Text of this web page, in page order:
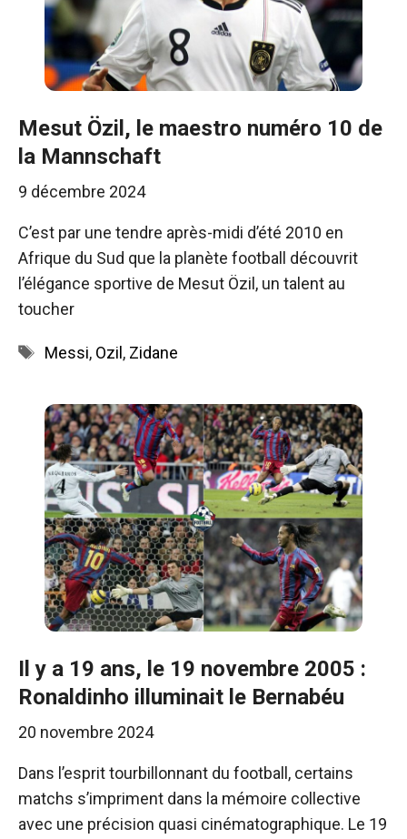
Mesut Özil, le maestro numéro 10 de
la Mannschaft
9 décembre 2024
C’est par une tendre après-midi d’été 2010 en
Afrique du Sud que la planète football découvrit
l’élégance sportive de Mesut Özil, un talent au
toucher
Étiquettes
Messi, Ozil , Zidane
Il y a 19 ans, le 19 novembre 2005 :
Ronaldinho illuminait le Bernabéu
20 novembre 2024
Dans l’esprit tourbillonnant du football, certains
matchs s’impriment dans la mémoire collective
avec une précision quasi cinématographique. Le 19